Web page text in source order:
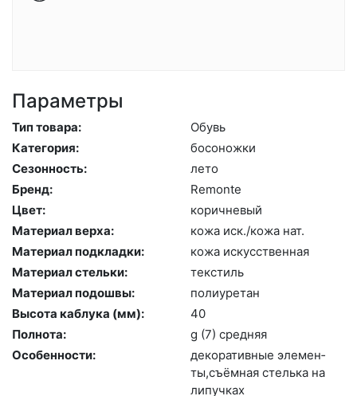
Параметры
Тип товара:
Обувь
Категория:
бо­сонож­ки
Сезонность:
ле­то
Бренд:
Re­mon­te
Цвет:
ко­рич­не­вый
Материал верха:
ко­жа иск./ко­жа нат.
Материал подкладки:
ко­жа ис­кусс­твен­ная
Материал стельки:
текс­тиль
Материал подошвы:
по­ли­уре­тан
Высота каблука (мм):
40
Полнота:
g (7) сред­няя
Особенности:
де­кора­тив­ные эле­мен­
ты,съ­ём­ная стель­ка на
ли­пуч­ках